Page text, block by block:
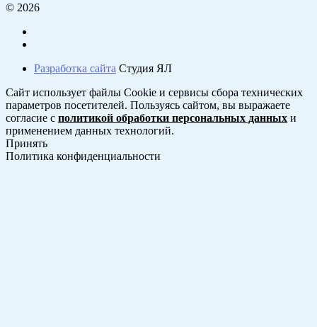
© 2026
Разработка сайта Студия ЯЛ
Сайт использует файлы Cookie и сервисы сбора технических
параметров посетителей. Пользуясь сайтом, вы выражаете
согласие с политикой обработки персональных данных и
применением данных технологий.
Принять
Политика конфиденциальности